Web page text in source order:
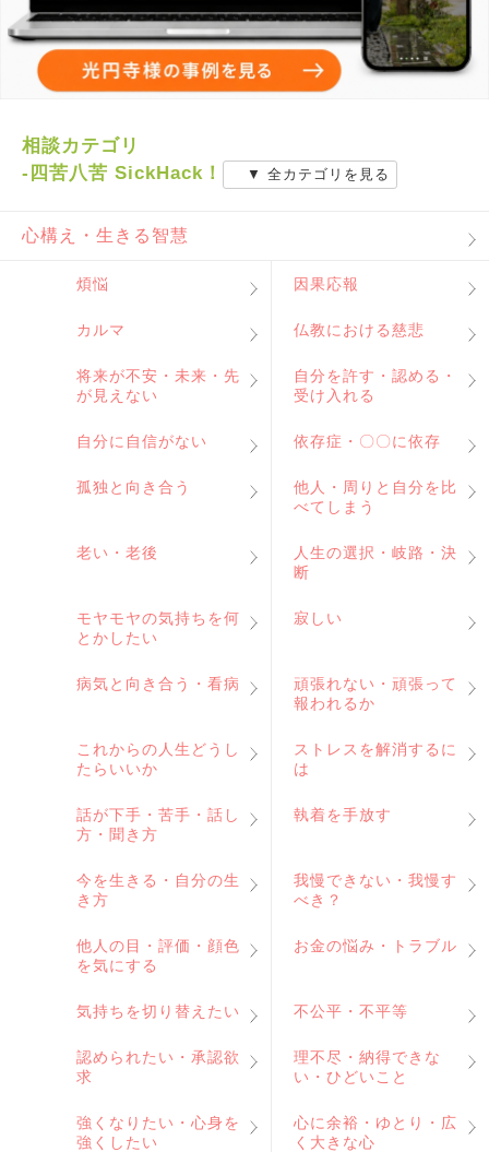
相談カテゴリ
-四苦八苦 SickHack！
▼ 全カテゴリを見る
心構え・生きる智慧
煩悩 因果応報
カルマ 仏教における慈悲
将来が不安・未来・先
が見えない
自分を許す・認める・
受け入れる
自分に自信がない 依存症・〇〇に依存
孤独と向き合う
他人・周りと自分を比
べてしまう
老い・老後
人生の選択・岐路・決
断
モヤモヤの気持ちを何
とかしたい
寂しい
病気と向き合う・看病
頑張れない・頑張って
報われるか
これからの人生どうし
たらいいか
ストレスを解消するに
は
話が下手・苦手・話し
方・聞き方
執着を手放す
今を生きる・自分の生
き方
我慢できない・我慢す
べき？
他人の目・評価・顔色
を気にする
お金の悩み・トラブル
気持ちを切り替えたい 不公平・不平等
認められたい・承認欲
求
理不尽・納得できな
い・ひどいこと
強くなりたい・心身を
強くしたい
心に余裕・ゆとり・広
く大きな心